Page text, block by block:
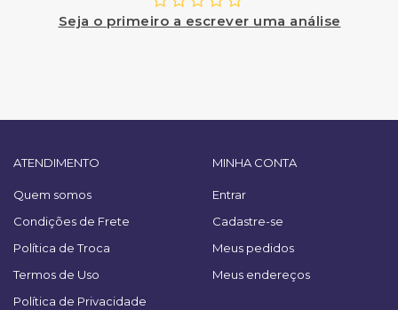
Seja o primeiro a escrever uma análise
ATENDIMENTO
Quem somos
Condições de Frete
Política de Troca
Termos de Uso
Política de Privacidade
MINHA CONTA
Entrar
Cadastre-se
Meus pedidos
Meus endereços